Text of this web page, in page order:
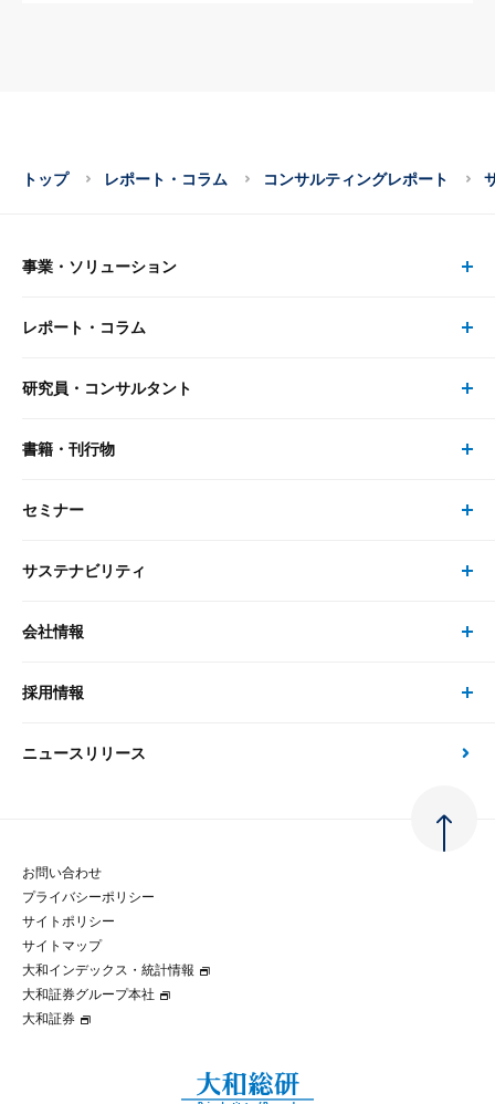
トップ レポート・コラム コンサルティングレポート
事業・ソリューション
事業・ソリューション トップ
リサーチ
大和総研の強み
先端テクノロジーに基づく新たな価値の創出
レポート・コラム
レポート・コラム トップ
最新のレポート・コラム
政策分析
金融経済教育等
コラム
研究員・コンサルタント
研究員・コンサルタント トップ
研究員
書籍・刊行物
書籍・刊行物 トップ
書籍
セミナー
セミナー トップ
現在受付中のセミナー・イベント
サステナビリティ
サステナビリティの取り組み
次世代社会への貢献
マルチステークホルダー方針
パートナーシップ構築宣言
会社情報
会社情報 トップ
会社概要・役員一覧
大和総研の歩み
グループ会社
採用情報
採用情報 トップ
経験者採用
ニュースリリース
お問い合わせ
プライバシーポリシー
サイトポリシー
サイトマップ
大和インデックス・統計情報
大和証券グループ本社
大和証券